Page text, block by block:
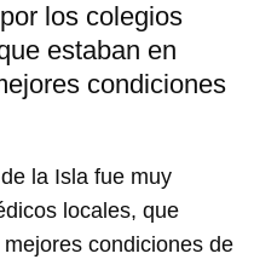
los colegios
estaban en
condiciones
la Isla fue muy
locales, que
condiciones de